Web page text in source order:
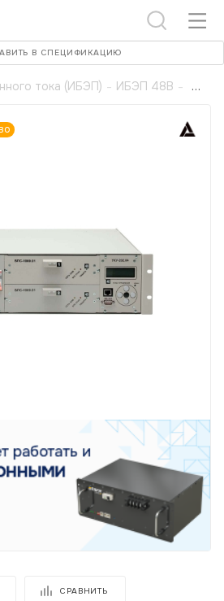
тока (ИБЭП) - ИБЭП 48В -
СРАВНИТЬ
В СПЕЦИФИКАЦИЮ